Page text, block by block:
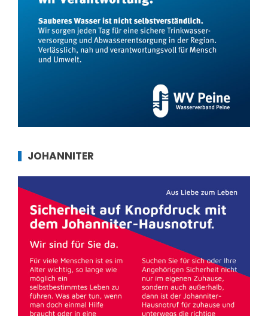
JOHANNITER